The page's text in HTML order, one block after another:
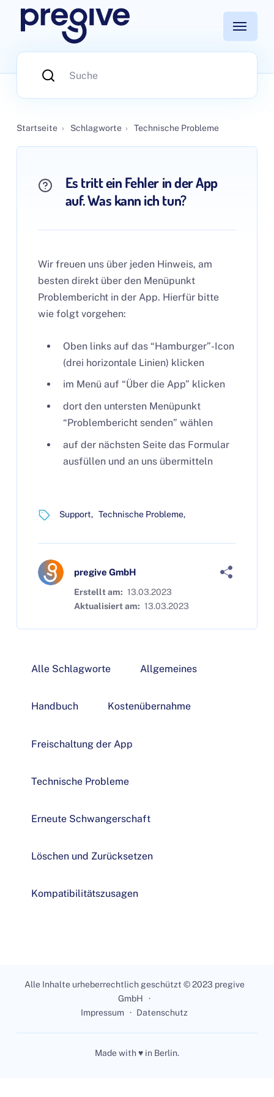
Startseite › Schlagworte › Technische Probleme
Es tritt ein Fehler in der App
auf. Was kann ich tun?
Wir freuen uns über jeden Hinweis, am
besten direkt über den Menüpunkt
Problembericht in der App. Hierfür bitte
wie folgt vorgehen:
Oben links auf das “Hamburger”-Icon
(drei horizontale Linien) klicken
im Menü auf “Über die App” klicken
dort den untersten Menüpunkt
“Problembericht senden” wählen
auf der nächsten Seite das Formular
ausfüllen und an uns übermitteln
Support Technische Probleme
pregive GmbH
Erstellt am: 13.03.2023
Aktualisiert am: 13.03.2023
Alle Schlagworte Allgemeines
Handbuch Kostenübernahme
Freischaltung der App
Technische Probleme
Erneute Schwangerschaft
Löschen und Zurücksetzen
Kompatibilitätszusagen
Alle Inhalte urheberrechtlich geschützt © 2023 pregive
GmbH
Impressum
Datenschutz
Made with ♥ in Berlin.